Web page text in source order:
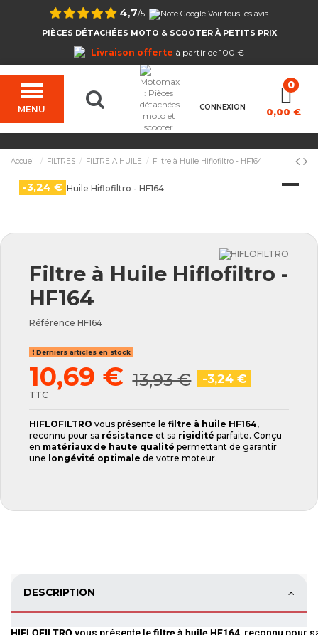
4,7/5 Voir tous les avis
PIÈCES DÉTACHÉES MOTO & SCOOTER À PETITS PRIX
Livraison offerte à partir de 100 €
MENU CONNEXION 0,00 €
Accueil FILTRES FILTRE A HUILE Filtre à Huile Hiflofiltro - HF164
-3,24 €
Filtre à Huile Hiflofiltro -
HF164
Référence HF164
Derniers articles en stock
10,69 € 13,93 € -3,24 €
TTC
HIFLOFILTRO vous présente le filtre à huile HF164,
reconnu pour sa résistance et sa rigidité parfaite. Conçu
en matériaux de haute qualité permettant de garantir
une longévité optimale de votre moteur.
DESCRIPTION